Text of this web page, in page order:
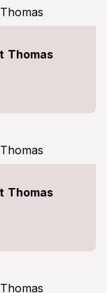
Thomas
Thomas